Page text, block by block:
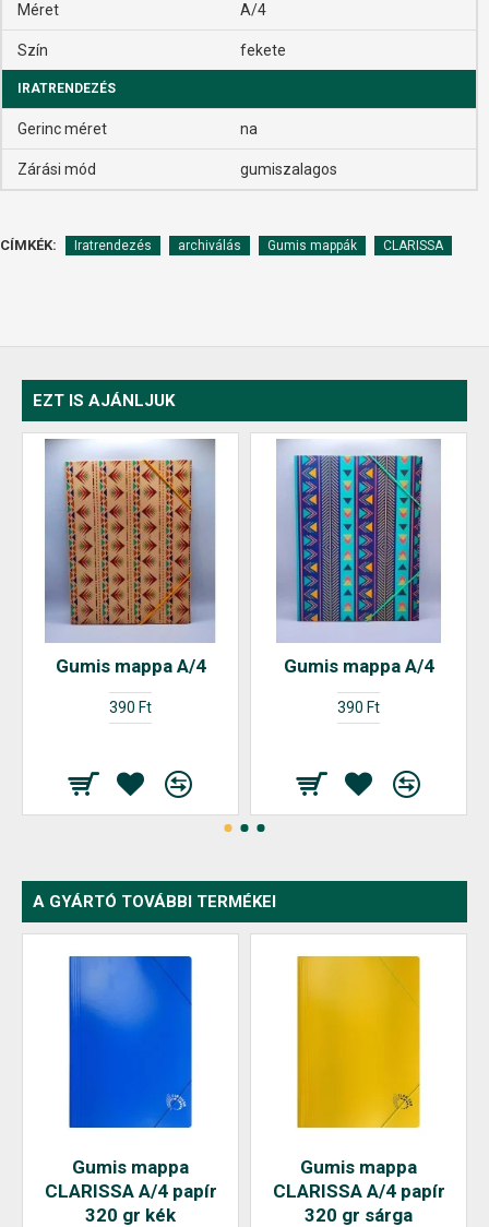
Méret A/4
Szín fekete
IRATRENDEZÉS
Gerinc méret na
Zárási mód gumiszalagos
CÍMKÉK: Iratrendezés archiválás Gumis mappák CLARISSA
EZT IS AJÁNLJUK
Gumis mappa A/4
390 Ft
Gumis mappa A/4
390 Ft
A GYÁRTÓ TOVÁBBI TERMÉKEI
Gumis mappa
CLARISSA A/4 papír
320 gr kék
Gumis mappa
CLARISSA A/4 papír
320 gr sárga